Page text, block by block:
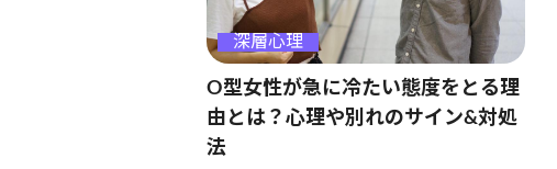
深層心理
O型女性が急に冷たい態度をとる理
由とは？心理や別れのサイン&対処
法